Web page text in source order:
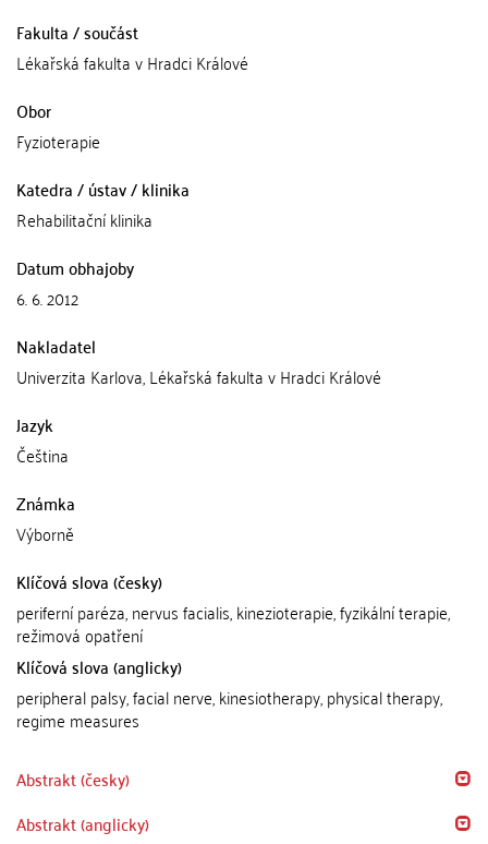
Fakulta / součást
Lékařská fakulta v Hradci Králové
Obor
Fyzioterapie
Katedra / ústav / klinika
Rehabilitační klinika
Datum obhajoby
6. 6. 2012
Nakladatel
Univerzita Karlova, Lékařská fakulta v Hradci Králové
Jazyk
Čeština
Známka
Výborně
Klíčová slova (česky)
periferní paréza, nervus facialis, kinezioterapie, fyzikální terapie,
režimová opatření
Klíčová slova (anglicky)
peripheral palsy, facial nerve, kinesiotherapy, physical therapy,
regime measures
Abstrakt (česky)
Abstrakt (anglicky)